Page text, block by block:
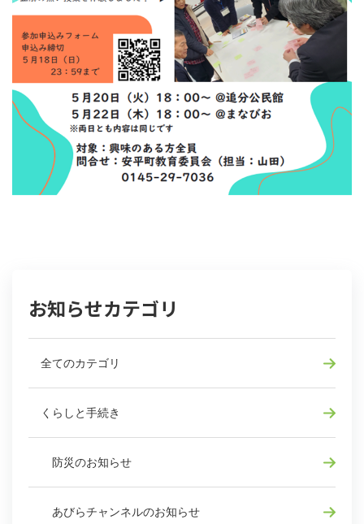
お知らせカテゴリ
全てのカテゴリ
くらしと手続き
防災のお知らせ
あびらチャンネルのお知らせ